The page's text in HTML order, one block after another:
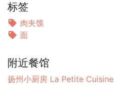
标签
肉夹馍
面
附近餐馆
扬州小厨房 La Petite Cuisine